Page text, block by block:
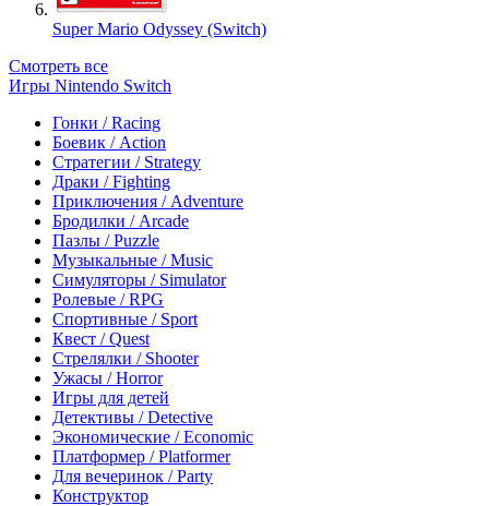
Super Mario Odyssey (Switch)
Смотреть все
Игры Nintendo Switch
Гонки / Racing
Боевик / Action
Стратегии / Strategy
Драки / Fighting
Приключения / Adventure
Бродилки / Arcade
Пазлы / Puzzle
Музыкальные / Music
Симуляторы / Simulator
Ролевые / RPG
Спортивные / Sport
Квест / Quest
Стрелялки / Shooter
Ужасы / Horror
Игры для детей
Детективы / Detective
Экономические / Economic
Платформер / Platformer
Для вечеринок / Party
Конструктор